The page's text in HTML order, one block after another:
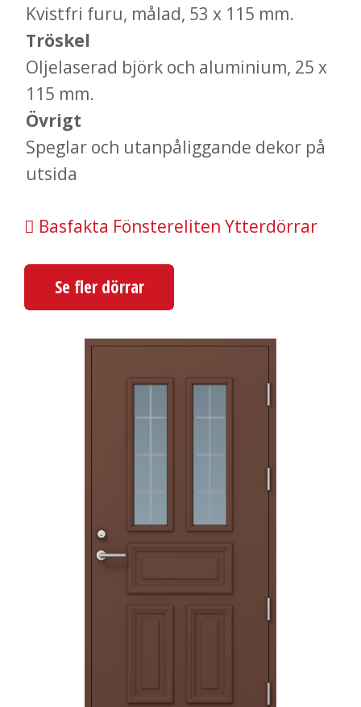
Kvistfri furu, målad, 53 x 115 mm.
Tröskel
Oljelaserad björk och aluminium, 25 x
115 mm.
Övrigt
Speglar och utanpåliggande dekor på
utsida
Basfakta Fönstereliten Ytterdörrar
Se fler dörrar